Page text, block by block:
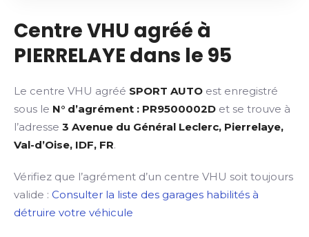
Centre VHU agréé à
PIERRELAYE dans le 95
Le centre VHU agréé SPORT AUTO est enregistré
sous le N° d’agrément : PR9500002D et se trouve à
l’adresse 3 Avenue du Général Leclerc, Pierrelaye,
Val-d’Oise, IDF, FR.
Vérifiez que l’agrément d’un centre VHU soit toujours
valide : Consulter la liste des garages habilités à
détruire votre véhicule